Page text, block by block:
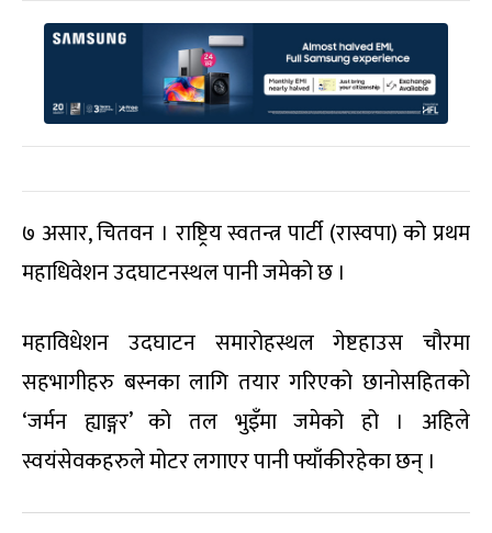
७ असार, चितवन । राष्ट्रिय स्वतन्त्र पार्टी (रास्वपा) को प्रथम
महाधिवेशन उदघाटनस्थल पानी जमेको छ ।
महाविधेशन उदघाटन समारोहस्थल गेष्टहाउस चौरमा
सहभागीहरु बस्नका लागि तयार गरिएको छानोसहितको
‘जर्मन ह्याङ्गर’ को तल भुइँमा जमेको हो । अहिले
स्वयंसेवकहरुले मोटर लगाएर पानी फ्याँकीरहेका छन् ।